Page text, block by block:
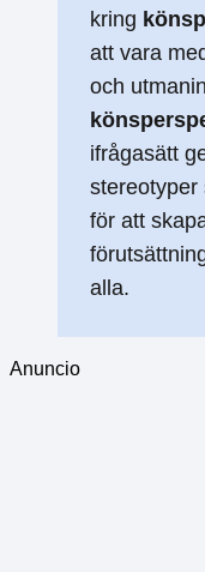
kring
att vara
och
ifrågasätt
stereotyper
för att
alla.
Anuncio